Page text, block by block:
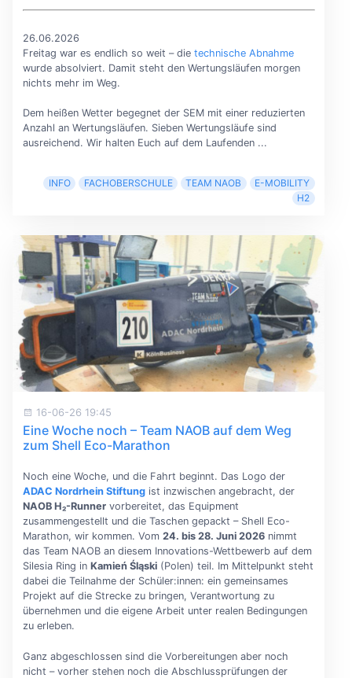
26.06.2026
Freitag war es endlich so weit – die technische Abnahme
wurde absolviert. Damit steht den Wertungsläufen morgen
nichts mehr im Weg.
Dem heißen Wetter begegnet der SEM mit einer reduzierten
Anzahl an Wertungsläufen. Sieben Wertungsläufe sind
ausreichend. Wir halten Euch auf dem Laufenden ...
INFO FACHOBERSCHULE TEAM NAOB
E-MOBILITY
H2
16-06-26 19:45
Eine Woche noch – Team NAOB auf dem Weg
zum Shell Eco-Marathon
Noch eine Woche, und die Fahrt beginnt. Das Logo der
ADAC Nordrhein Stiftungist inzwischen angebracht, der
NAOB H₂-Runnervorbereitet, das Equipment
zusammengestellt und die Taschen gepackt – Shell Eco-
Marathon, wir kommen. Vom 24. bis 28. Juni 2026nimmt
das Team NAOB an diesem Innovations-Wettbewerb auf dem
Silesia Ring in Kamień Śląski(Polen) teil. Im Mittelpunkt steht
dabei die Teilnahme der Schüler:innen: ein gemeinsames
Projekt auf die Strecke zu bringen, Verantwortung zu
übernehmen und die eigene Arbeit unter realen Bedingungen
zu erleben.
Ganz abgeschlossen sind die Vorbereitungen aber noch
nicht – vorher stehen noch die Abschlussprüfungen der